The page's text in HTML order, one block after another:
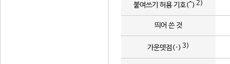
붙여쓰기 허용 기호(^) 2)
띄어 쓴 것
가운뎃점(·) 3)